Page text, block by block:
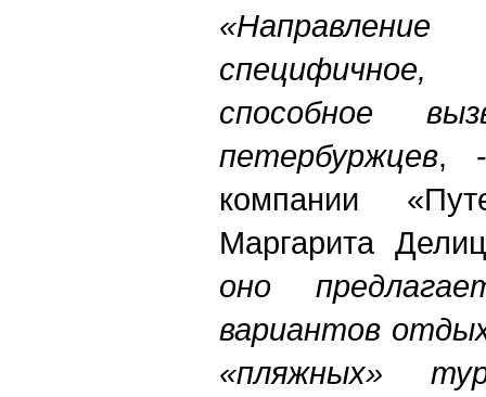
способное
петербуржцев, -
компании
Маргарита
оно
вариантов
«пляжных»